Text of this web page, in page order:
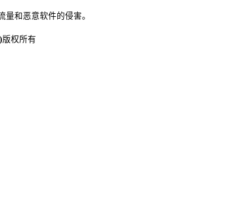
和恶意软件的侵害。
)版权所有